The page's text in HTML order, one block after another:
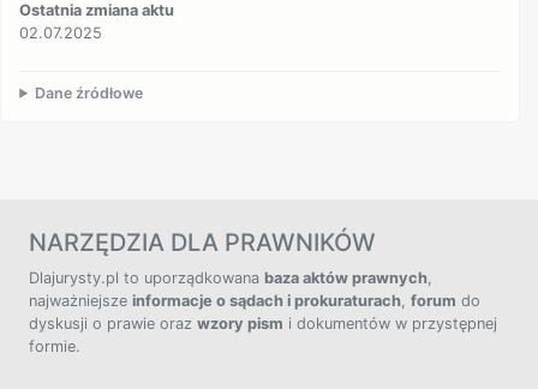
Ostatnia zmiana aktu
02.07.2025
Dane źródłowe
NARZĘDZIA DLA PRAWNIKÓW
Dlajurysty.pl to uporządkowana baza aktów prawnych,
najważniejsze informacje o sądach i prokuraturach, forum do
dyskusji o prawie oraz wzory pism i dokumentów w przystępnej
formie.